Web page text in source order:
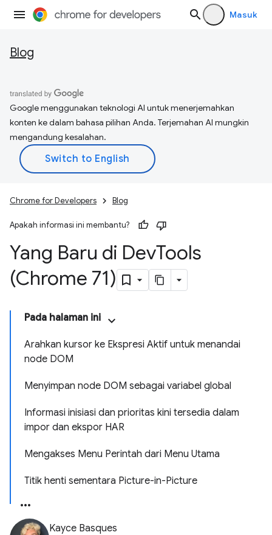
Masuk
Blog
Google menggunakan teknologi AI untuk menerjemahkan
konten ke dalam bahasa pilihan Anda. Terjemahan AI mungkin
mengandung kesalahan.
Chrome for Developers Blog
Apakah informasi ini membantu?
Yang Baru di DevTools
(Chrome 71)
Pada halaman ini
Arahkan kursor ke Ekspresi Aktif untuk menandai
node DOM
Menyimpan node DOM sebagai variabel global
Informasi inisiasi dan prioritas kini tersedia dalam
impor dan ekspor HAR
Mengakses Menu Perintah dari Menu Utama
Titik henti sementara Picture-in-Picture
Kayce Basques